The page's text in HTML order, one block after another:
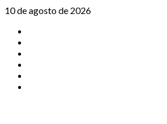
Saltar
contenido
10 de agosto de 2026